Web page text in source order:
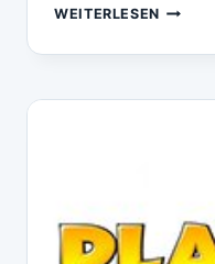
WEITERLESENPLAYRIX
IM